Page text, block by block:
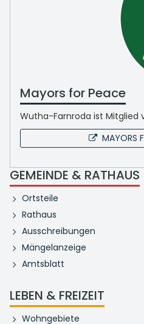
Mayors for Peace
Wutha-Farnroda ist Mitglied
MAYORS
GEMEINDE & RATHAUS
Ortsteile
Rathaus
Ausschreibungen
Mängelanzeige
Amtsblatt
LEBEN & FREIZEIT
Wohngebiete